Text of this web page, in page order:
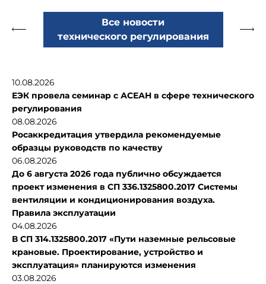
Все новости
технического регулирования
10.08.2026
ЕЭК провела семинар с АСЕАН в сфере технического
регулирования
08.08.2026
Росаккредитация утвердила рекомендуемые
образцы руководств по качеству
06.08.2026
До 6 августа 2026 года публично обсуждается
проект изменения в СП 336.1325800.2017 Системы
вентиляции и кондиционирования воздуха.
Правила эксплуатации
04.08.2026
В СП 314.1325800.2017 «Пути наземные рельсовые
крановые. Проектирование, устройство и
эксплуатация» планируются изменения
03.08.2026